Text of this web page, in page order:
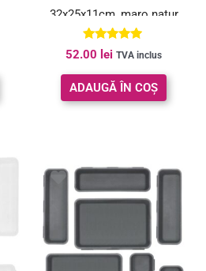
32x25x11cm, maro natur
Evaluat la
5.00
din 5
52.00 lei TVA inclus
ADAUGĂ ÎN COȘ